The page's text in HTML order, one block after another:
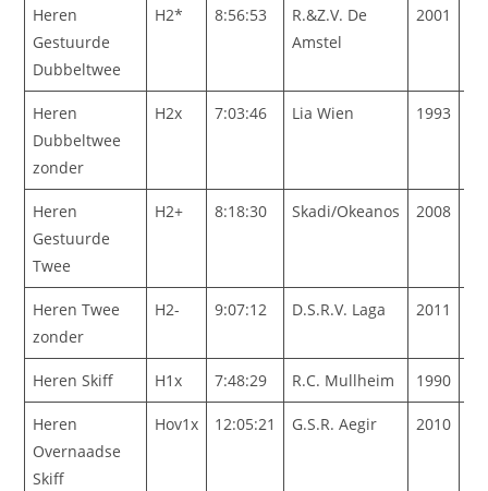
Heren
Gestuurde
Dubbeltwee
H2* 8:56:53
R.&Z.V. De
Amstel
2001
Heren
Dubbeltwee
zonder
H2x 7:03:46 Lia Wien 1993
Heren
Gestuurde
Twee
H2+ 8:18:30 Skadi/Okeanos 2008
Heren Twee
zonder
H2- 9:07:12 D.S.R.V. Laga 2011
Heren Skiff H1x 7:48:29 R.C. Mullheim 1990
Heren
Overnaadse
Skiff
Hov1x 12:05:21 G.S.R. Aegir 2010